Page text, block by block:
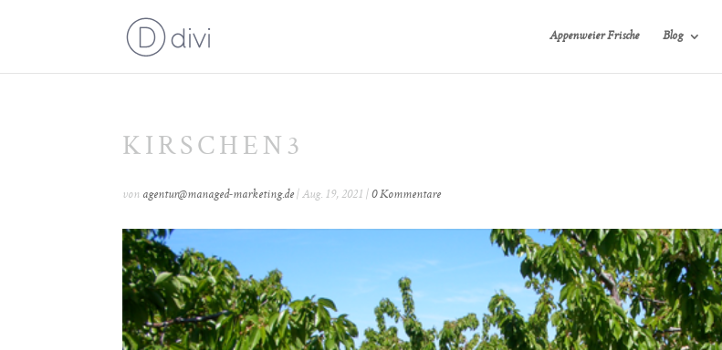
Appenweier Frische Blog
KIRSCHEN3
von agentur@managed-marketing.de |Aug. 19, 2021 |0 Kommentare